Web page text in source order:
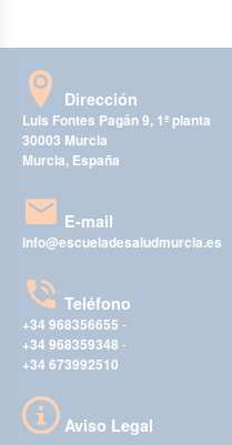
Dirección
Luis Fontes Pagán 9, 1ª planta
30003 Murcia
Murcia, España
E-mail
info@escueladesaludmurcia.es
Teléfono
+34 968356655 -
+34 968359348 -
+34 673992510
Aviso Legal